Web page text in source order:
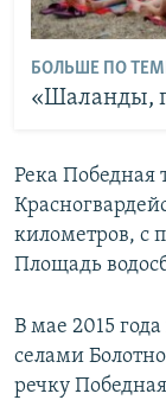
БОЛЬШЕ ПО
«Шаланды,
Река Победная
километров, с
Площадь
В мае 2015
селами
речку